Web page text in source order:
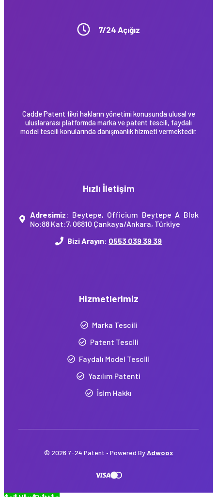
7/24 Açığız
Cadde Patent fikri hakların yönetimi konusunda ulusal ve
uluslararası platformda marka ve patent tescili, faydalı
model tescili konularında danışmanlık hizmeti vermektedir.
Hızlı İletişim
Adresimiz: Beytepe, Officium Beytepe A Blok
No:88 Kat:7, 06810 Çankaya/Ankara, Türkiye
Bizi Arayın: 0553 039 39 39
Hizmetlerimiz
Marka Tescili
Patent Tescili
Faydalı Model Tescili
Yazılım Patenti
İsim Hakkı
© 2026 7-24 Patent • Powered ByAdwoox